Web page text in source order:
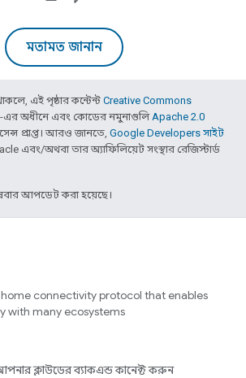
মতামত জানান
এই পৃষ্ঠার কন্টেন্ট Creative Commons
-এর অধীনে এবং কোডের নমুনাগুলিApache 2.0
প্রাপ্ত। আরও জানতে, Google Developers সাইট
এবং/অথবা তার অ্যাফিলিয়েট সংস্থার রেজিস্টার্ড
আপডেট করা হয়েছে।
connectivity protocol that enables
with many ecosystems
আপনার ক্লাউডের ব্যাকএন্ড কানেক্ট করুন